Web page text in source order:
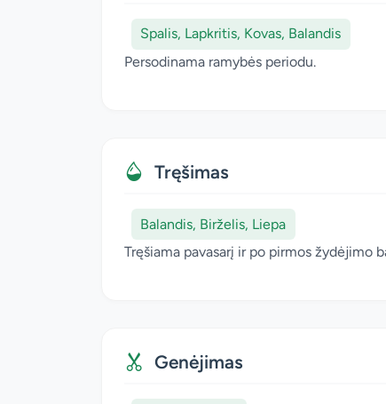
Spalis, Lapkritis, Kovas, Balandis
Persodinama ramybės periodu.
Tręšimas
Balandis, Birželis, Liepa
Tręšiama pavasarį ir po pirmos žydėjimo
Genėjimas